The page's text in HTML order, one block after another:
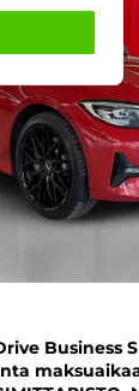
Business